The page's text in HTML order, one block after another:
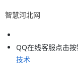
智慧河北网
QQ在线客服点击
技术